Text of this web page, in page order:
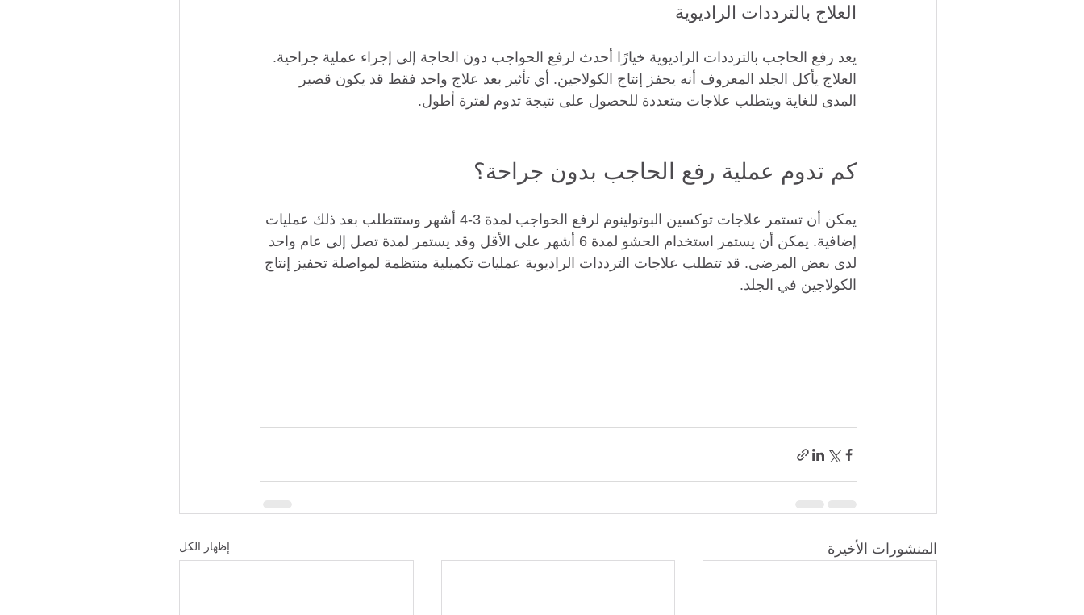
العلاج بالترددات الراديوية
يعد رفع الحاجب بالترددات الراديوية خيارًا أحدث لرفع الحواجب دون الحاجة إلى إجراء عملية جراحية.
العلاج يأكل الجلد المعروف أنه يحفز إنتاج الكولاجين. أي تأثير بعد علاج واحد فقط قد يكون قصير
المدى للغاية ويتطلب علاجات متعددة للحصول على نتيجة تدوم لفترة أطول.
كم تدوم عملية رفع الحاجب بدون جراحة؟
يمكن أن تستمر علاجات توكسين البوتولينوم لرفع الحواجب لمدة 3-4 أشهر وستتطلب بعد ذلك عمليات
إضافية. يمكن أن يستمر استخدام الحشو لمدة 6 أشهر على الأقل وقد يستمر لمدة تصل إلى عام واحد
لدى بعض المرضى. قد تتطلب علاجات الترددات الراديوية عمليات تكميلية منتظمة لمواصلة تحفيز إنتاج
الكولاجين في الجلد.
المنشورات الأخيرة إظهار الكل